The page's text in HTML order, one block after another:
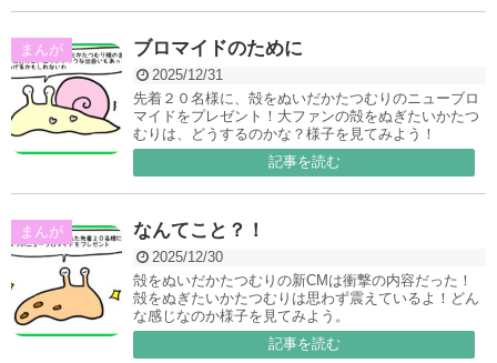
ブロマイドのために
2025/12/31
まんが
先着２０名様に、殻をぬいだかたつむりのニューブロ
マイドをプレゼント！大ファンの殻をぬぎたいかたつ
むりは、どうするのかな？様子を見てみよう！
記事を読む
なんてこと？！
2025/12/30
まんが
殻をぬいだかたつむりの新CMは衝撃の内容だった！
殻をぬぎたいかたつむりは思わず震えているよ！どん
な感じなのか様子を見てみよう。
記事を読む